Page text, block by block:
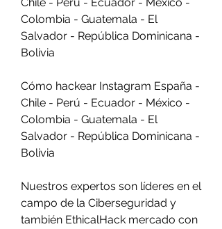
Colombia - Guatemala - El
Salvador - República Dominicana -
Bolivia
Cómo hackear Instagram España -
Chile - Perú - Ecuador - México -
Colombia - Guatemala - El
Salvador - República Dominicana -
Bolivia
Nuestros expertos son líderes en el
campo de la Ciberseguridad y
también EthicalHack mercado con